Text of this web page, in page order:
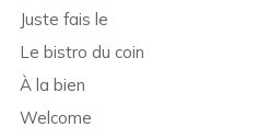
Juste fais le
Le bistro du coin
À la bien
Welcome